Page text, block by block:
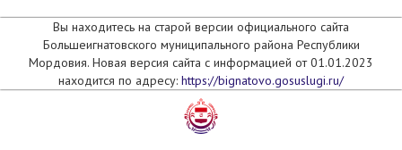
Вы находитесь на старой версии официального сайта
Большеигнатовского муниципального района Республики
Мордовия. Новая версия сайта с информацией от 01.01.2023
находится по адресу: https://bignatovo.gosuslugi.ru/